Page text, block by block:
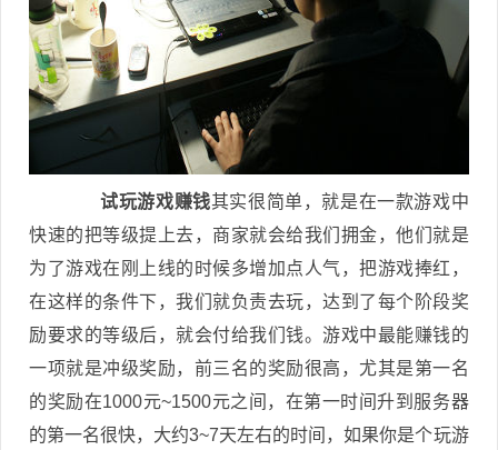
试玩游戏赚钱其实很简单，就是在一款游戏中
快速的把等级提上去，商家就会给我们拥金，他们就是
为了游戏在刚上线的时候多增加点人气，把游戏捧红，
在这样的条件下，我们就负责去玩，达到了每个阶段奖
励要求的等级后，就会付给我们钱。游戏中最能赚钱的
一项就是冲级奖励，前三名的奖励很高，尤其是第一名
的奖励在1000元~1500元之间，在第一时间升到服务器
的第一名很快，大约3~7天左右的时间，如果你是个玩游